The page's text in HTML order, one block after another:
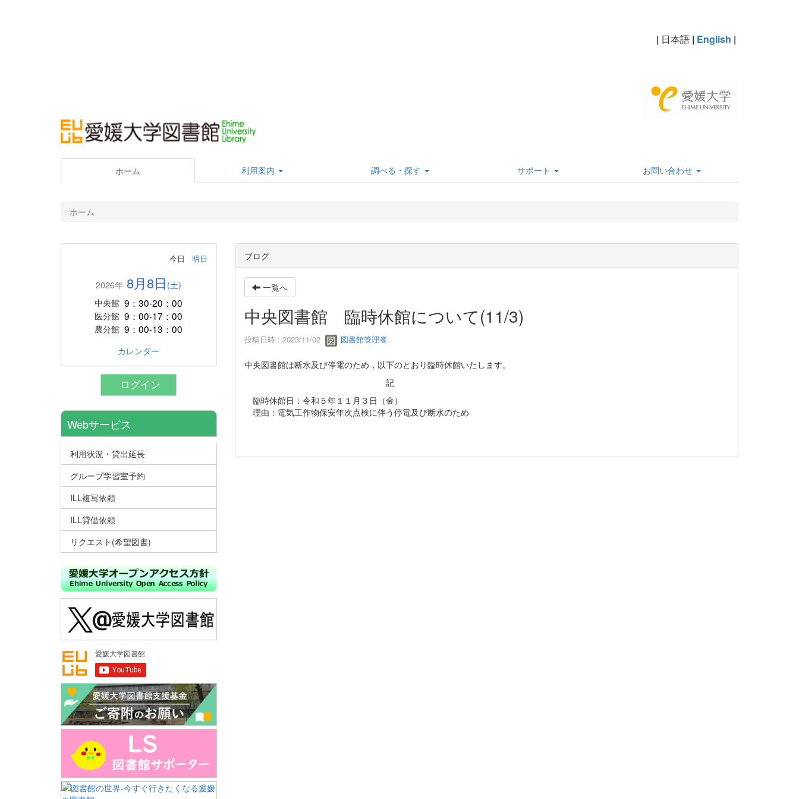
| 日本語 | English |
ホーム 利用案内 調べる・探す サポート お問い合わせ
ホーム
ブログ
一覧へ
中央図書館 臨時休館について(11/3)
投稿日時 : 2023/11/02 図書館管理者
中央図書館は断水及び停電のため，以下のとおり臨時休館いたします。
記
臨時休館日：令和５年１１月３日（金）
理由：電気工作物保安年次点検に伴う停電及び断水のため
今日 明日
2026年 8月8日 (土)
中央館 9：30-20：00
医分館 9：00-17：00
農分館 9：00-13：00
カレンダー
ログイン
Webサービス
利用状況・貸出延長
グループ学習室予約
ILL複写依頼
ILL貸借依頼
リクエスト(希望図書)